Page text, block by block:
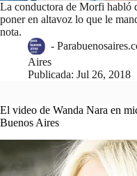
La conductora de Morfi habló
poner en altavoz lo que le
nota.
-
Aires
Publicada: Jul 26, 2018
El video de Wanda Nara en
Buenos Aires